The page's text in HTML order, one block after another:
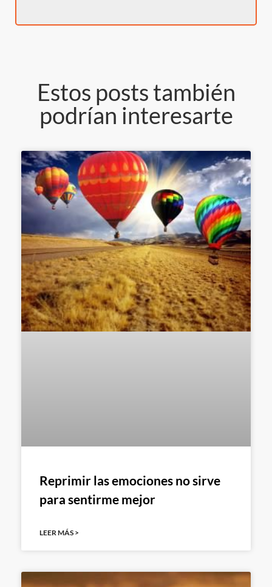
Estos posts también
podrían interesarte
Reprimir las emociones no sirve
para sentirme mejor
LEER MÁS >